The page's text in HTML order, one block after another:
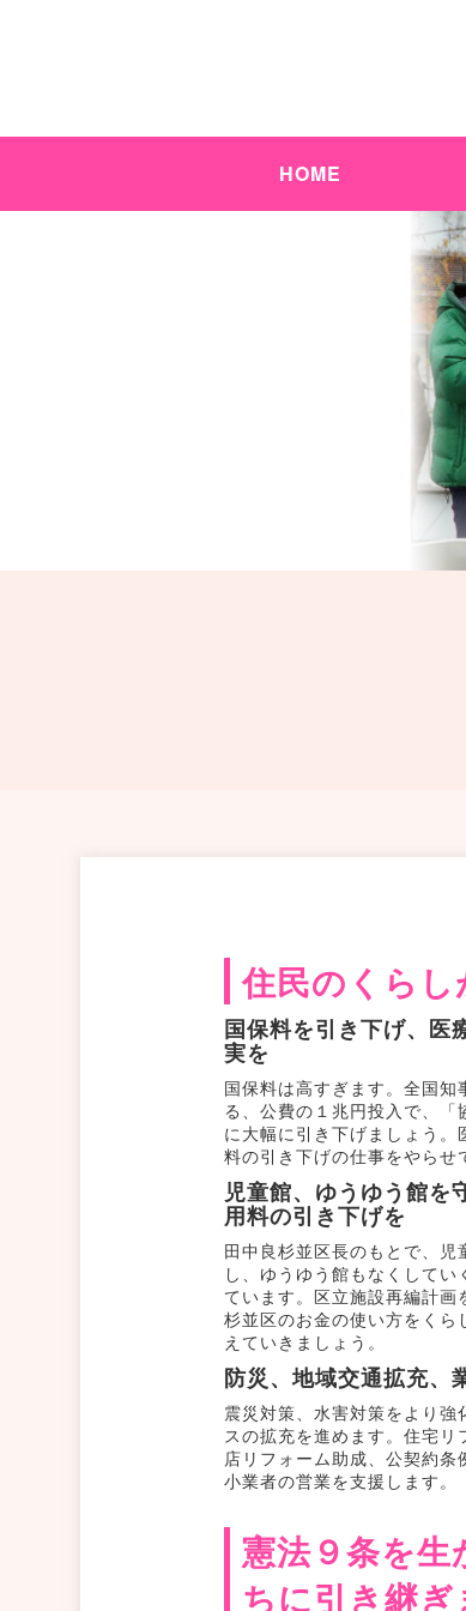
HOME
住民のくら
国保料を引き下げ、医
実を
国保料は高すぎます。全国知
る、公費の１兆円投入で、「
に大幅に引き下げましょう。
料の引き下げの仕事をやらせ
児童館、ゆうゆう館を
用料の引き下げを
田中良杉並区長のもとで、児
し、ゆうゆう館もなくしてい
ています。区立施設再編計画
杉並区のお金の使い方をくら
えていきましょう。
防災、地域交通拡充、
震災対策、水害対策をより強
スの拡充を進めます。住宅リ
店リフォーム助成、公契約条
小業者の営業を支援します。
憲法９条を
ちに引き継ぎ